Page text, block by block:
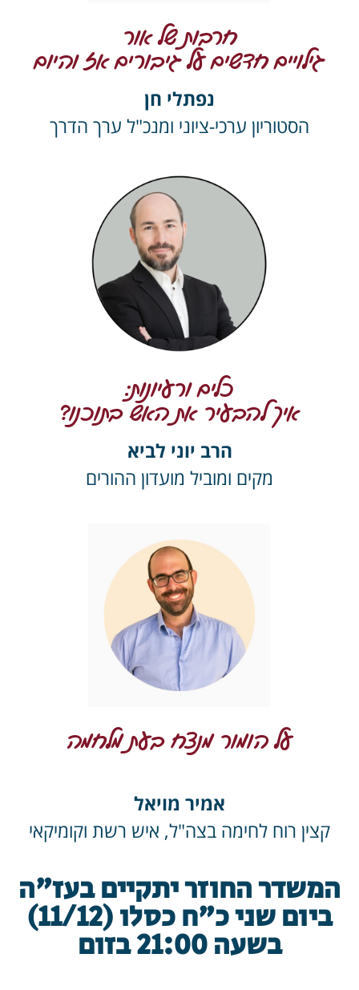
חרבות של אור
גילויים חדשים על גיבורים אז והיום
נפתלי חן
הסטוריון ערכי-ציוני ומנכ"ל ערך הדרך
כלים ורעיונות:
איך להבעיר את האש בתוכנו?
הרב יוני לביא
מקים ומוביל מועדון ההורים
על הומור מנצח בעת מלחמה
אמיר מויאל
קצין רוח לחימה בצה"ל, איש רשת וקומיקאי
המשדר החוזר יתקיים בעז"ה
ביום שני כ"ח כסלו (11/12)
בשעה 21:00 בזום